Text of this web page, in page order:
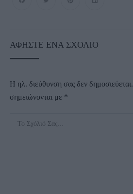
ΑΦΉΣΤΕ ΈΝΑ ΣΧΌΛΙΟ
Η ηλ. διεύθυνση σας δεν δημοσιεύεται.
σημειώνονται με *